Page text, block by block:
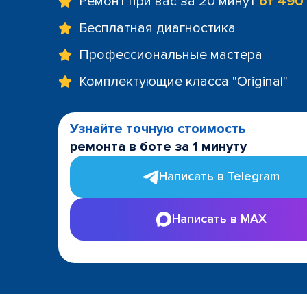
Бесплатная диагностика
Профессиональные мастера
Комплектующие класса "Original"
Узнайте точную стоимость
ремонта в боте за 1 минуту
Написать в Telegram
Написать в MAX